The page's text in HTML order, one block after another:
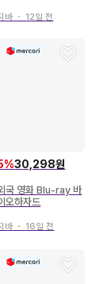
바 ・ 12일 전
%30,298원
국 영화 Blu-ray 바
오하자드
바 ・ 16일 전